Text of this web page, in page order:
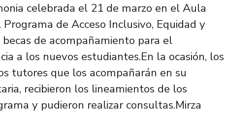
celebrada el 21 de marzo en el Aula
de Acceso Inclusivo, Equidad y
de acompañamiento para el
a los nuevos estudiantes.En la ocasión, los
tutores que los acompañarán en su
recibieron los lineamientos de los
y pudieron realizar consultas.Mirza